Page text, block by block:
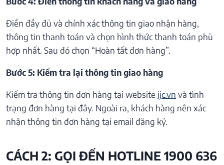
Điền đầy đủ và chính xác thông tin giao nhận hàng,
thông tin thanh toán và chọn hình thức thanh toán phù
hợp nhất. Sau đó chọn “Hoàn tất đơn hàng”.
Bước 5: Kiểm tra lại thông tin giao hàng
Kiểm tra thông tin đơn hàng tại website ijc.vn và tình
trạng đơn hàng tại đây. Ngoài ra, khách hàng nên xác
nhận thông tin đơn hàng tại email đăng ký.
CÁCH 2: GỌI ĐẾN HOTLINE 1900 636